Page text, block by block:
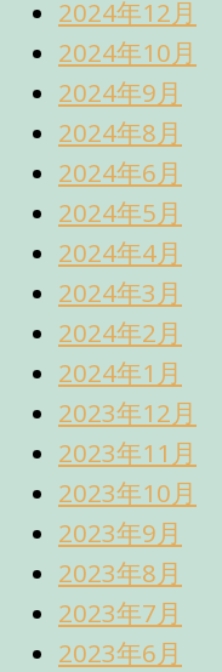
2024年12月
2024年10月
2024年9月
2024年8月
2024年6月
2024年5月
2024年4月
2024年3月
2024年2月
2024年1月
2023年12月
2023年11月
2023年10月
2023年9月
2023年8月
2023年7月
2023年6月